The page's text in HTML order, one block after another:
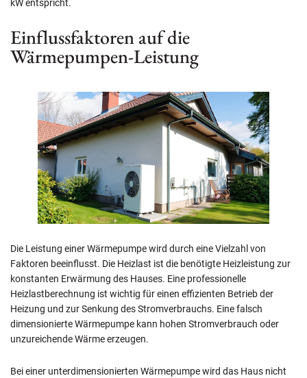
kW entspricht.
Einflussfaktoren auf die
Wärmepumpen-Leistung
Die Leistung einer Wärmepumpe wird durch eine Vielzahl von
Faktoren beeinflusst. Die Heizlast ist die benötigte Heizleistung zur
konstanten Erwärmung des Hauses. Eine professionelle
Heizlastberechnung ist wichtig für einen effizienten Betrieb der
Heizung und zur Senkung des Stromverbrauchs. Eine falsch
dimensionierte Wärmepumpe kann hohen Stromverbrauch oder
unzureichende Wärme erzeugen.
Bei einer unterdimensionierten Wärmepumpe wird das Haus nicht